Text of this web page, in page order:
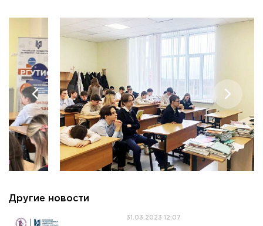
Другие новости
31.03.2023 12:07